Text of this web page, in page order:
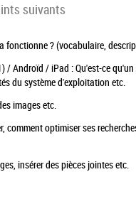
suivants
fonctionne ? (vocabulaire,
/ Androïd / iPad : Qu'est-ce
du système d'exploitation etc.
images etc.
comment optimiser ses
insérer des pièces jointes etc.